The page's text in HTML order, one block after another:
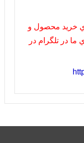
خريد محصول و
در تلگرام در